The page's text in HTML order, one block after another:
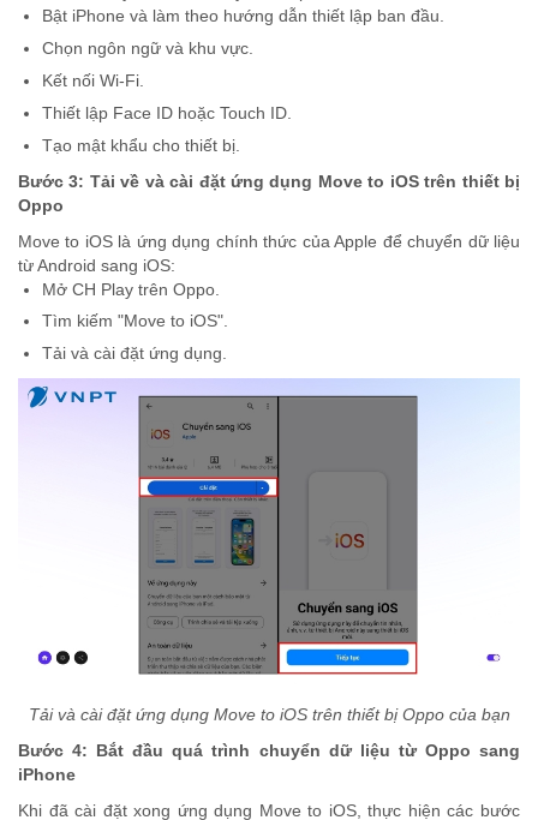
Bật iPhone và làm theo hướng dẫn thiết lập ban đầu.
Chọn ngôn ngữ và khu vực.
Kết nối Wi-Fi.
Thiết lập Face ID hoặc Touch ID.
Tạo mật khẩu cho thiết bị.
Bước 3: Tải về và cài đặt ứng dụng Move to iOS trên thiết bị
Oppo
Move to iOS là ứng dụng chính thức của Apple để chuyển dữ liệu
từ Android sang iOS:
Mở CH Play trên Oppo.
Tìm kiếm "Move to iOS".
Tải và cài đặt ứng dụng.
Tải và cài đặt ứng dụng Move to iOS trên thiết bị Oppo của bạn
Bước 4: Bắt đầu quá trình chuyển dữ liệu từ Oppo sang
iPhone
Khi đã cài đặt xong ứng dụng Move to iOS, thực hiện các bước